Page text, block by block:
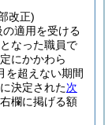
改正)
適用を受ける
なった職員で
にかかわら
を超えない期間
決定された次
欄に掲げる額